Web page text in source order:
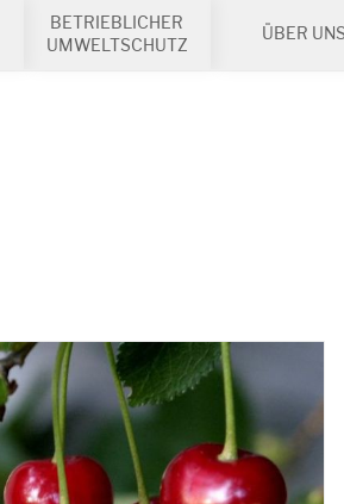
BETRIEBLICHER
UMWELTSCHUTZ
ÜBER